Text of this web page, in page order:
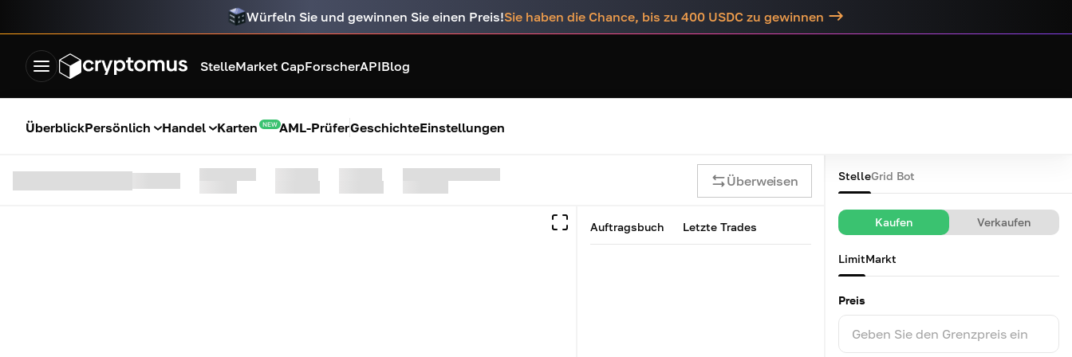
Würfeln Sie und gewinnen Sie einen Preis!Sie haben die Chance, bis zu 400 USDC zu gewinnen
StelleMarket CapForscherAPIBlog
ÜberblickPersönlich Handel Karten NEW AML-PrüferGeschichteEinstellungen
Überweisen
Auftragsbuch Letzte Trades
StelleGrid Bot
Kaufen Verkaufen
LimitMarkt
Preis
Geben Sie den Grenzpreis ein